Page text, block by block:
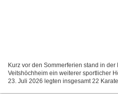
Kurz vor den Sommerferien stand in
Veitshöchheim ein weiterer sportlicher
23. Juli 2026 legten insgesamt 22